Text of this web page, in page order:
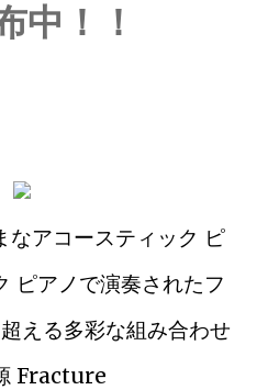
中！！
なアコースティック ピ
ピアノで演奏されたフ
える多彩な組み合わせ
Fracture